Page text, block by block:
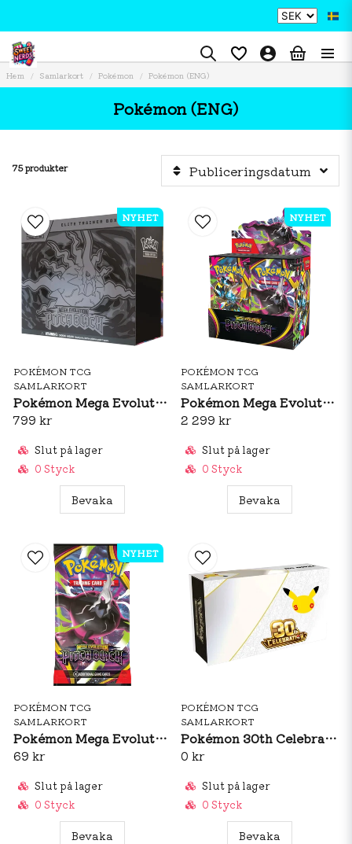
Hem Samlarkort Pokémon Pokémon (ENG)
Pokémon (ENG)
75 produkter Publiceringsdatum
POKÉMON TCG
SAMLARKORT
Pokémon Mega Evolution: Pitch Black Elite Trainer Box
799 kr
Slut på lager
0 Styck
Bevaka
NYHET
POKÉMON TCG
SAMLARKORT
Pokémon Mega Evolution: Pitch Black Booster Box
2 299 kr
Slut på lager
0 Styck
Bevaka
NYHET
POKÉMON TCG
SAMLARKORT
Pokémon Mega Evolution: Pitch Black Booster Pack
69 kr
Slut på lager
0 Styck
Bevaka
NYHET
POKÉMON TCG
SAMLARKORT
Pokémon 30th Celebration Ultra Premium Collection (ENG)
0 kr
Slut på lager
0 Styck
Bevaka